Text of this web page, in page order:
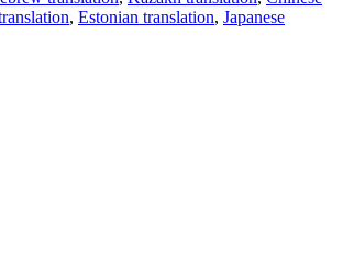
, Estonian translation, Japanese